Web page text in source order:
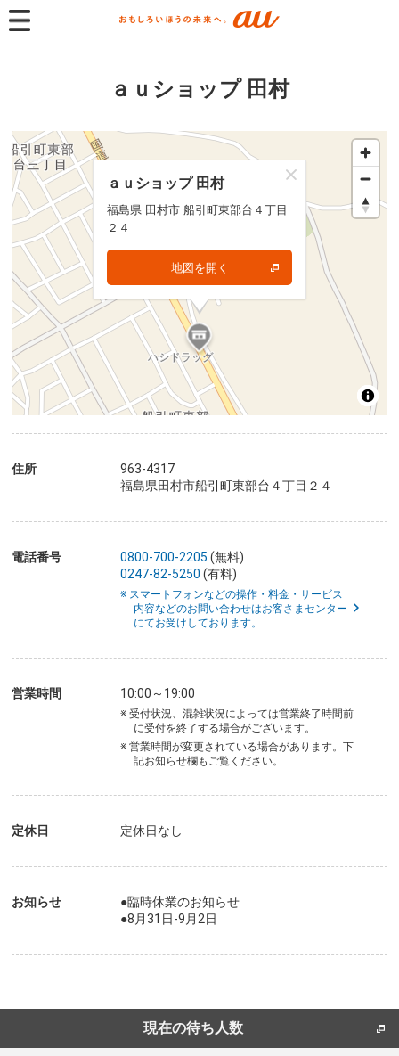
ａｕショップ 田村
ａｕショップ 田村
福島県 田村市 船引町東部台４丁目
２４
地図を開く
ａｕショップ 田村
福島県 田村市 船引町東部台４丁目
２４
地図を開く
住所
963-4317
福島県田村市船引町東部台４丁目２４
電話番号 0800-700-2205 (無料)
0247-82-5250 (有料)
※ スマートフォンなどの操作・料金・サービス
内容などのお問い合わせはお客さまセンター
にてお受けしております。
営業時間 10:00～19:00
※ 受付状況、混雑状況によっては営業終了時間前
に受付を終了する場合がございます。
※ 営業時間が変更されている場合があります。下
記お知らせ欄もご覧ください。
定休日 定休日なし
お知らせ
●臨時休業のお知らせ
●8月31日-9月2日
現在の待ち人数